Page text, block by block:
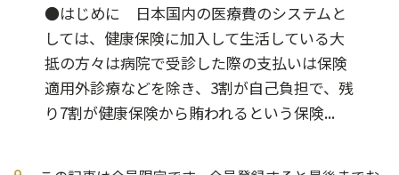
●はじめに 日本国内の医療費のシステムと
しては、健康保険に加入して生活している大
抵の方々は病院で受診した際の支払いは保険
適用外診療などを除き、3割が自己負担で、残
り7割が健康保険から賄われるという保険...